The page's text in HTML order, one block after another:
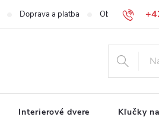
Doprava a platba Obchodné
Interierové dvere Kľučky